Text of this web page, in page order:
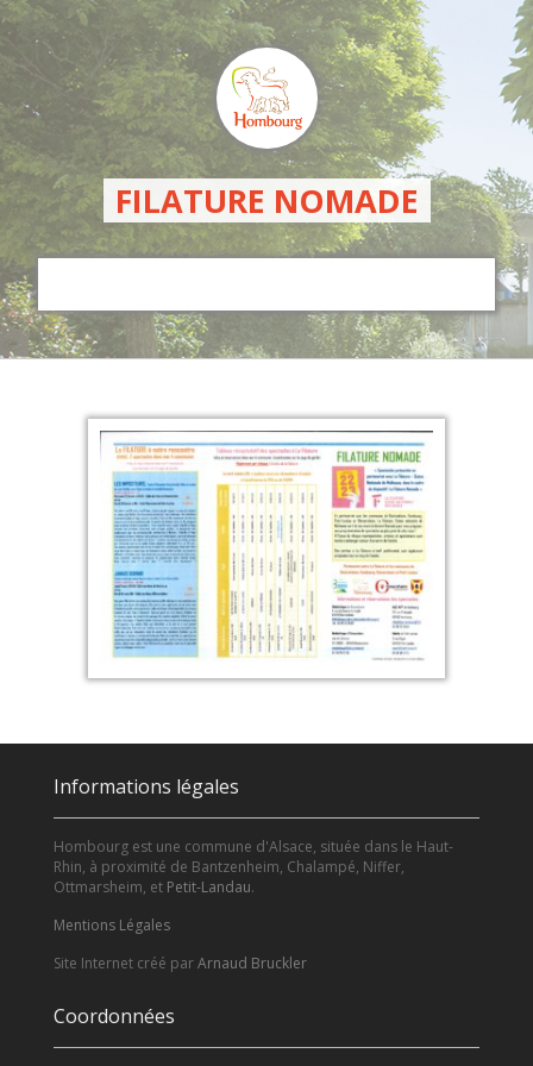
FILATURE NOMADE
Informations légales
Hombourg est une commune d'Alsace, située dans le Haut-
Rhin, à proximité de Bantzenheim, Chalampé, Niffer,
Ottmarsheim, et Petit-Landau.
Mentions Légales
Site Internet créé parArnaud Bruckler
Coordonnées